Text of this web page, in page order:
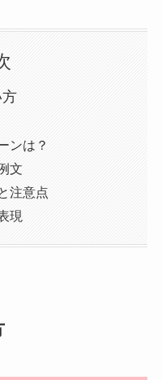
方
ンは？
文
注意点
現